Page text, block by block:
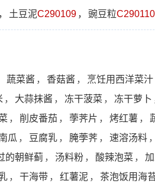
， 土豆泥C290109 ， 豌豆粒C290110
蔬菜酱 ， 香菇酱 ， 烹饪用西洋菜汁
， 大蒜抹酱 ， 冻干菠菜 ， 冻干萝卜
， 削皮番茄 ， 荸荠片 ， 烤红薯 ，
瓜 ， 豆腐乳 ， 腌荸荠 ， 速溶汤料 ，
的朝鲜蓟 ， 汤料粉 ， 酸辣泡菜 ，
， 干海带 ， 红薯泥 ， 茶泡饭用海